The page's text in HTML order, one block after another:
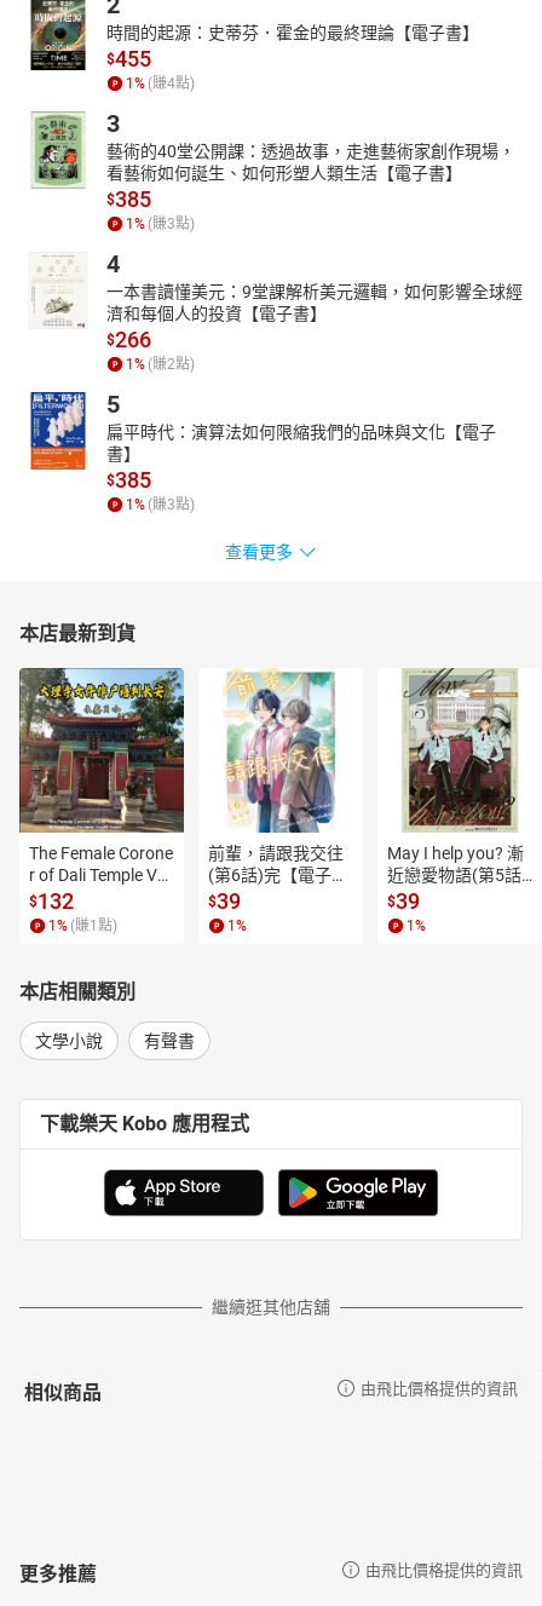
時間的起源：史蒂芬．霍金的最終理論【電子書】
$455
1% (賺4點)
3
藝術的40堂公開課：透過故事，走進藝術家創作現場，
看藝術如何誕生、如何形塑人類生活【電子書】
$385
1% (賺3點)
4
一本書讀懂美元：9堂課解析美元邏輯，如何影響全球經
濟和每個人的投資【電子書】
$266
1% (賺2點)
5
扁平時代：演算法如何限縮我們的品味與文化【電子
書】
$385
1% (賺3點)
查看更多
本店最新到貨
The Female Corone
r of Dali Temple Vo
l.6【有聲書】
$132
1 % (賺1 點)
前輩，請跟我交往
(第6話)完【電子
書】
$39
1 %
May I help you? 漸
近戀愛物語(第5話)
【電子書】
$39
1 %
本店相關類別
文學小說 有聲書
下載樂天 Kobo 應用程式
繼續逛其他店舖
相似商品 由飛比價格提供的資訊
更多推薦 由飛比價格提供的資訊